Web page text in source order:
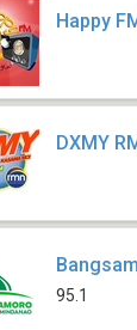
Happy
DXMY
95.1